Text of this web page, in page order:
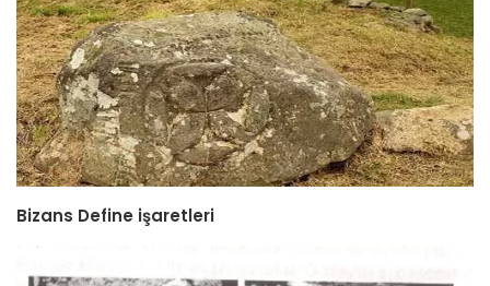
Bizans Define işaretleri